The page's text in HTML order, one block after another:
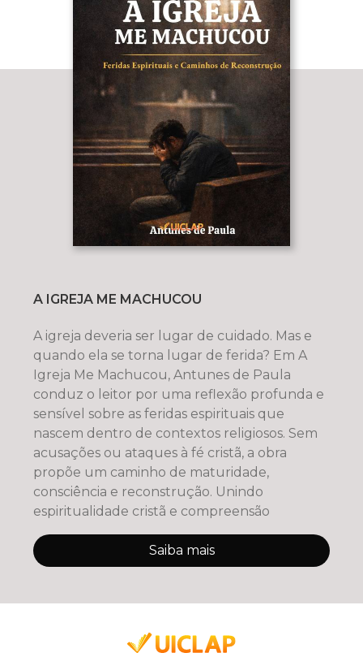
A IGREJA ME MACHUCOU
A igreja deveria ser lugar de cuidado. Mas e
quando ela se torna lugar de ferida? Em A
Igreja Me Machucou, Antunes de Paula
conduz o leitor por uma reflexão profunda e
sensível sobre as feridas espirituais que
nascem dentro de contextos religiosos. Sem
acusações ou ataques à fé cristã, a obra
propõe um caminho de maturidade,
consciência e reconstrução. Unindo
espiritualidade cristã e compreensão
Saiba mais